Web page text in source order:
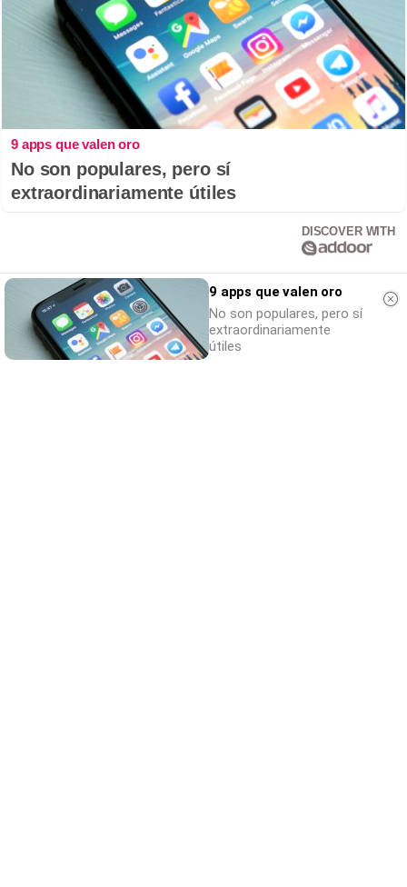
9 apps que valen oro
No son populares, pero sí
extraordinariamente útiles
DISCOVER WITH
Comentaris
9 apps que valen oro
No son populares, pero sí
extraordinariamente
útiles